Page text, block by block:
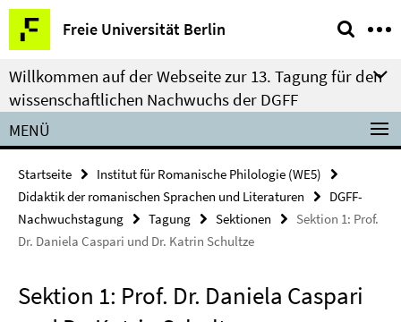
Springe
direkt
zu
Inhalt
Freie Universität Berlin
Service-
Navigation
Willkommen auf der Webseite zur 13. Tagung für den
wissenschaftlichen Nachwuchs der DGFF
MENÜ
Startseite
Institut für Romanische Philologie (WE5)
Didaktik der romanischen Sprachen und Literaturen
DGFF-
Nachwuchstagung
Tagung Sektionen
Sektion 1: Prof.
Dr. Daniela Caspari und Dr. Katrin Schultze
Sektion 1: Prof. Dr. Daniela Caspari